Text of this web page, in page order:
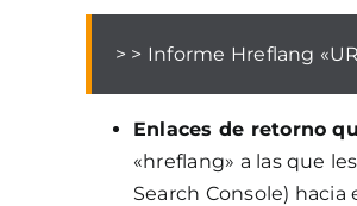
> > Informe Hreflang
Enlaces de retorno
«hreflang» a las que
Search Console)